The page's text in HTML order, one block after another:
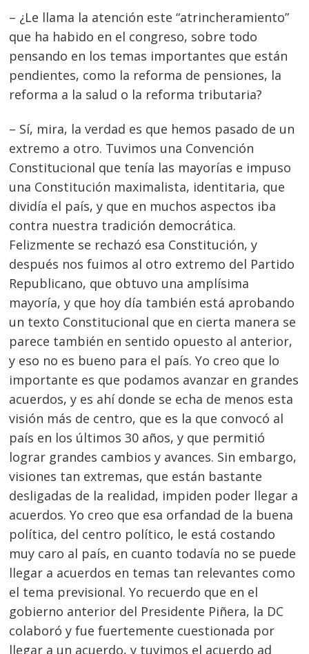
– ¿Le llama la atención este “atrincheramiento”
que ha habido en el congreso, sobre todo
pensando en los temas importantes que están
pendientes, como la reforma de pensiones, la
reforma a la salud o la reforma tributaria?
– Sí, mira, la verdad es que hemos pasado de un
extremo a otro. Tuvimos una Convención
Constitucional que tenía las mayorías e impuso
una Constitución maximalista, identitaria, que
dividía el país, y que en muchos aspectos iba
contra nuestra tradición democrática.
Felizmente se rechazó esa Constitución, y
después nos fuimos al otro extremo del Partido
Republicano, que obtuvo una amplísima
mayoría, y que hoy día también está aprobando
un texto Constitucional que en cierta manera se
parece también en sentido opuesto al anterior,
y eso no es bueno para el país. Yo creo que lo
importante es que podamos avanzar en grandes
acuerdos, y es ahí donde se echa de menos esta
visión más de centro, que es la que convocó al
país en los últimos 30 años, y que permitió
lograr grandes cambios y avances. Sin embargo,
visiones tan extremas, que están bastante
desligadas de la realidad, impiden poder llegar a
acuerdos. Yo creo que esa orfandad de la buena
política, del centro político, le está costando
muy caro al país, en cuanto todavía no se puede
llegar a acuerdos en temas tan relevantes como
el tema previsional. Yo recuerdo que en el
gobierno anterior del Presidente Piñera, la DC
colaboró y fue fuertemente cuestionada por
llegar a un acuerdo, y tuvimos el acuerdo ad
Navegación
de
entradas